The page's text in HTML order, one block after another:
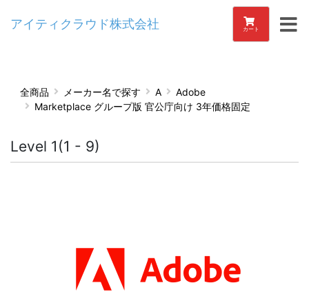
アイティクラウド株式会社 カート
全商品 メーカー名で探す A
Adobe
Marketplace グループ版 官公庁向け 3年価格固定
Level 1(1 - 9)